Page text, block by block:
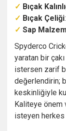
✓ Bıçak
✓ Bıçak Çeliği
✓ Sap
Spyderco
yaratan bir
istersen zarif
değerlendirin;
keskinliğiyle
Kaliteye önem
isteyen